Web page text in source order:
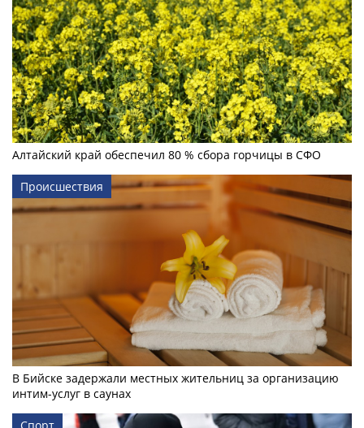
Алтайский край обеспечил 80 % сбора горчицы в СФО
Происшествия
В Бийске задержали местных жительниц за организацию
интим-услуг в саунах
Спорт